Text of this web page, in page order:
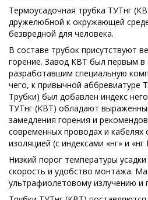
Термоусадочная трубка ТУТнг
дружелюбной к окружающей
безвредной для человека.
В составе трубок присутствуют
горение. Завод КВТ был первым в
разработавшим специальную
чего, к привычной
Трубки) был добавлен индекс
ТУТнг (КВТ) обладают
замедления горения и
современных проводах и кабелях
изоляцией (с индексами «нг» и «нг
Низкий порог температуры
скорость и удобство монтажа.
ультрафиолетовому излучению и